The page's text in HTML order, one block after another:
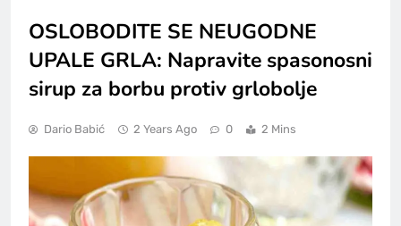
OSLOBODITE SE NEUGODNE
UPALE GRLA: Napravite spasonosni
sirup za borbu protiv grlobolje
Dario Babić 2 Years Ago 0 2 Mins